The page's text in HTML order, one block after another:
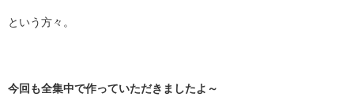
という方々。
今回も全集中で作っていただきましたよ～